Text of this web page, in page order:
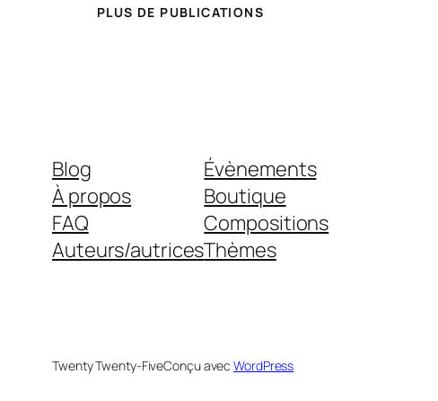
PLUS DE PUBLICATIONS
Blog
À propos
FAQ
Auteurs/autrices
Évènements
Boutique
Compositions
Thèmes
Twenty Twenty-FiveConçu avecWordPress